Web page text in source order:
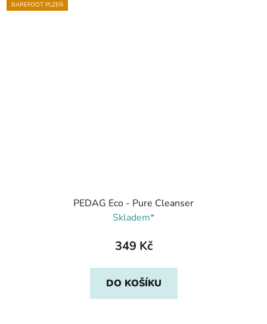
BAREFOOT PLZEŇ
PEDAG Eco - Pure Cleanser
Skladem*
349 Kč
DO KOŠÍKU